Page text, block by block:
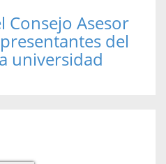
Consejo Asesor
del
universidad